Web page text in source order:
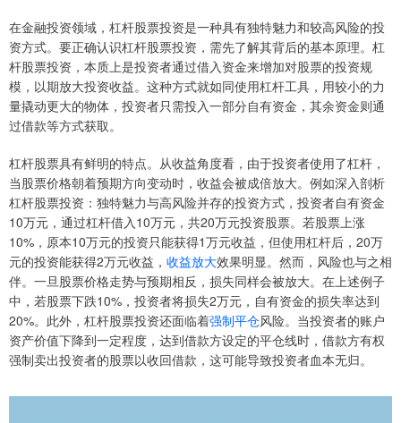
在金融投资领域，杠杆股票投资是一种具有独特魅力和较高风险的投
资方式。要正确认识杠杆股票投资，需先了解其背后的基本原理。杠
杆股票投资，本质上是投资者通过借入资金来增加对股票的投资规
模，以期放大投资收益。这种方式就如同使用杠杆工具，用较小的力
量撬动更大的物体，投资者只需投入一部分自有资金，其余资金则通
过借款等方式获取。
杠杆股票具有鲜明的特点。从收益角度看，由于投资者使用了杠杆，
当股票价格朝着预期方向变动时，收益会被成倍放大。例如深入剖析
杠杆股票投资：独特魅力与高风险并存的投资方式，投资者自有资金
10万元，通过杠杆借入10万元，共20万元投资股票。若股票上涨
10%，原本10万元的投资只能获得1万元收益，但使用杠杆后，20万
元的投资能获得2万元收益， 收益放大效果明显。然而，风险也与之相
伴。一旦股票价格走势与预期相反，损失同样会被放大。在上述例子
中，若股票下跌10%，投资者将损失2万元，自有资金的损失率达到
20%。此外，杠杆股票投资还面临着强制平仓风险。当投资者的账户
资产价值下降到一定程度，达到借款方设定的平仓线时，借款方有权
强制卖出投资者的股票以收回借款，这可能导致投资者血本无归。